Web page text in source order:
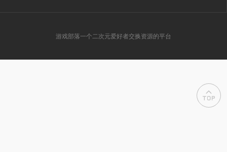
游戏部落一个二次元爱好者交换资源的平台